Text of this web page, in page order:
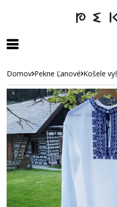
Domov Pekne Ľanové Košele